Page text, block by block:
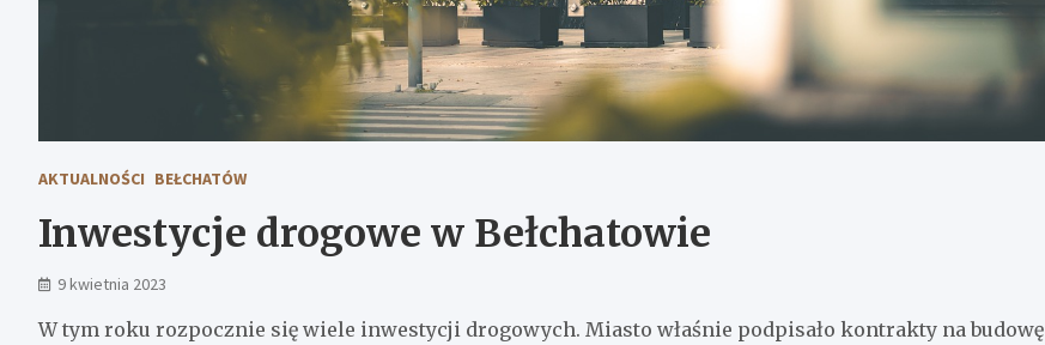
AKTUALNOŚCI BEŁCHATÓW
Inwestycje drogowe w Bełchatowie
9 kwietnia 2023
W tym roku rozpocznie się wiele inwestycji drogowych. Miasto właśnie podpisało kontrakty na budowę